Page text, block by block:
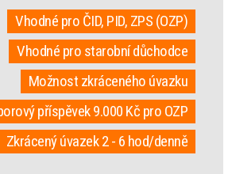
Vhodné pro ČID, PID, ZPS (OZP)
Vhodné pro starobní důchodce
Možnost zkráceného úvazku
příspěvek 9.000 Kč pro OZP
Zkrácený úvazek 2 - 6 hod/denně